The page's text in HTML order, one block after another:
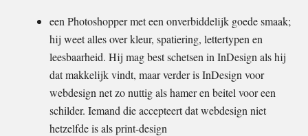
een Photoshopper met een onverbiddelijk goede smaak;
hij weet alles over kleur, spatiering, lettertypen en
leesbaarheid. Hij mag best schetsen in InDesign als hij
dat makkelijk vindt, maar verder is InDesign voor
webdesign net zo nuttig als hamer en beitel voor een
schilder. Iemand die accepteert dat webdesign niet
hetzelfde is als print-design